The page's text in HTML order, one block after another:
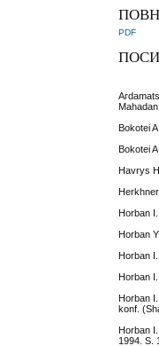
PDF
Bokotei
Bokotei
Havrys
Horban
Horban
Horban
Horban
Horban
konf.
Horban
1994. S.